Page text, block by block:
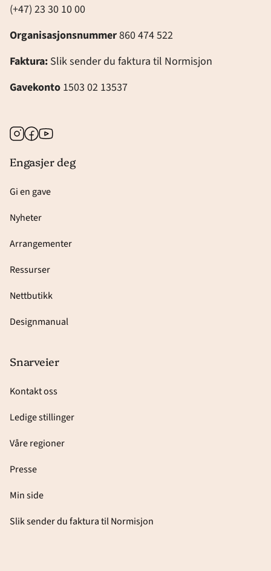
(+47) 23 30 10 00
Organisasjonsnummer860 474 522
Faktura: Slik sender du faktura til Normisjon
Gavekonto 1503 02 13537
Instagram
Facebook
Youtube
Engasjer deg
Gi en gave
Nyheter
Arrangementer
Ressurser
Nettbutikk
Designmanual
Snarveier
Kontakt oss
Ledige stillinger
Våre regioner
Presse
Min side
Slik sender du faktura til Normisjon